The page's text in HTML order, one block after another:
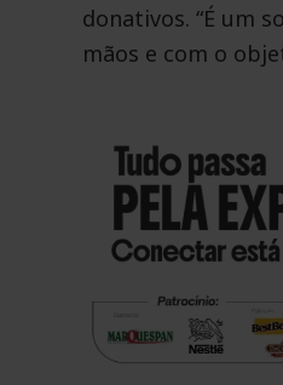
donativos. “É um
mãos e com o